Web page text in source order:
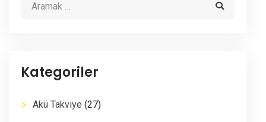
Kategoriler
Akü Takviye (27)